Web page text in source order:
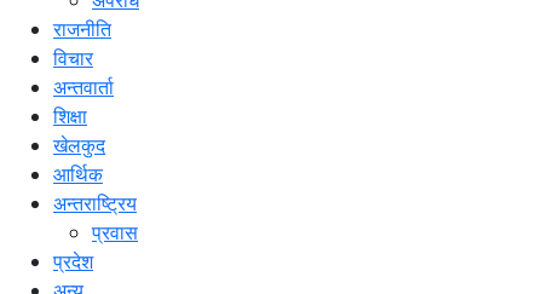
राजनीति
विचार
अन्तवार्ता
शिक्षा
खेलकुद
आर्थिक
अन्तराष्ट्रिय
प्रवास
प्रदेश